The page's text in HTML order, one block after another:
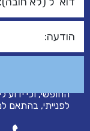
אני מאשר/ת כי
החופשי, וכי
לפנייתי, בהתאם ל